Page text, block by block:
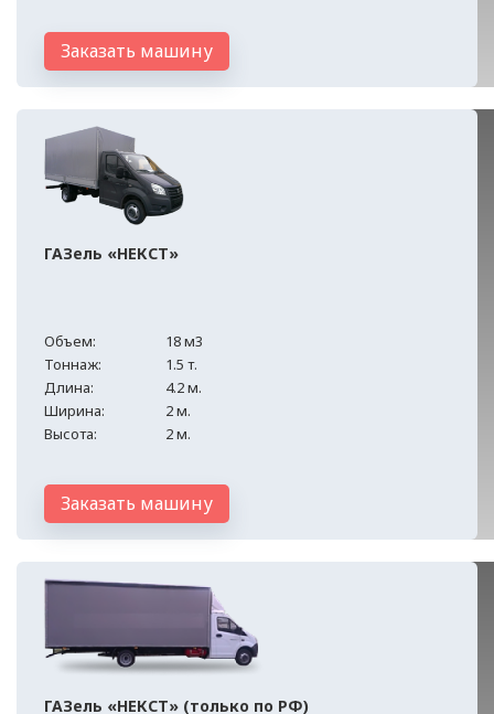
Заказать машину
ГАЗель «НЕКСТ»
Объем:
18 м3
Тоннаж:
1.5 т.
Длина:
4.2 м.
Ширина:
2 м.
Высота:
2 м.
Заказать машину
ГАЗель «НЕКСТ» (только по РФ)